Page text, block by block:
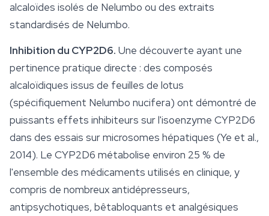
alcaloïdes isolés de Nelumbo ou des extraits
standardisés de Nelumbo.
Inhibition du CYP2D6. Une découverte ayant une
pertinence pratique directe : des composés
alcaloïdiques issus de feuilles de lotus
(spécifiquement Nelumbo nucifera) ont démontré de
puissants effets inhibiteurs sur l'isoenzyme CYP2D6
dans des essais sur microsomes hépatiques (Ye et al.,
2014). Le CYP2D6 métabolise environ 25 % de
l'ensemble des médicaments utilisés en clinique, y
compris de nombreux antidépresseurs,
antipsychotiques, bêtabloquants et analgésiques